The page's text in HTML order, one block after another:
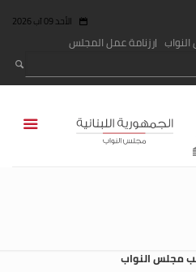
الأحد 09 آب 2026
رزنامة عمل المجلس
مجلس النواب